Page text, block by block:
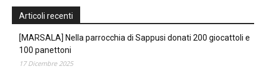
Articoli recenti
[MARSALA] Nella parrocchia di Sappusi donati 200 giocattoli e
100 panettoni
17 Dicembre 2025